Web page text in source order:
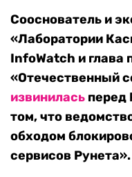
Сооснователь и
«Лаборатории
InfoWatch и глава
«Отечественный
извинилась перед
том, что
обходом
сервисов Рунета».